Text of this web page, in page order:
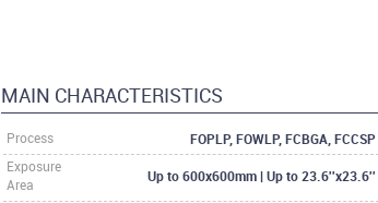
MAIN CHARACTERISTICS
Process FOPLP, FOWLP, FCBGA, FCCSP
Exposure
Area
Up to 600x600mm | Up to 23.6''x23.6''